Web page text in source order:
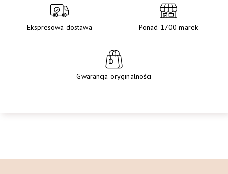
Ekspresowa dostawa Ponad 1700 marek
Gwarancja oryginalności